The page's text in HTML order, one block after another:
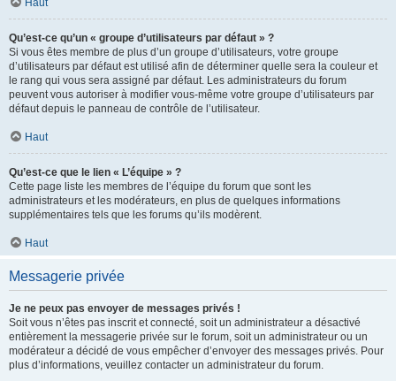
Haut
Qu’est-ce qu’un « groupe d’utilisateurs par défaut » ?
Si vous êtes membre de plus d’un groupe d’utilisateurs, votre groupe
d’utilisateurs par défaut est utilisé afin de déterminer quelle sera la couleur et
le rang qui vous sera assigné par défaut. Les administrateurs du forum
peuvent vous autoriser à modifier vous-même votre groupe d’utilisateurs par
défaut depuis le panneau de contrôle de l’utilisateur.
Haut
Qu’est-ce que le lien « L’équipe » ?
Cette page liste les membres de l’équipe du forum que sont les
administrateurs et les modérateurs, en plus de quelques informations
supplémentaires tels que les forums qu’ils modèrent.
Haut
Messagerie privée
Je ne peux pas envoyer de messages privés !
Soit vous n’êtes pas inscrit et connecté, soit un administrateur a désactivé
entièrement la messagerie privée sur le forum, soit un administrateur ou un
modérateur a décidé de vous empêcher d’envoyer des messages privés. Pour
plus d’informations, veuillez contacter un administrateur du forum.